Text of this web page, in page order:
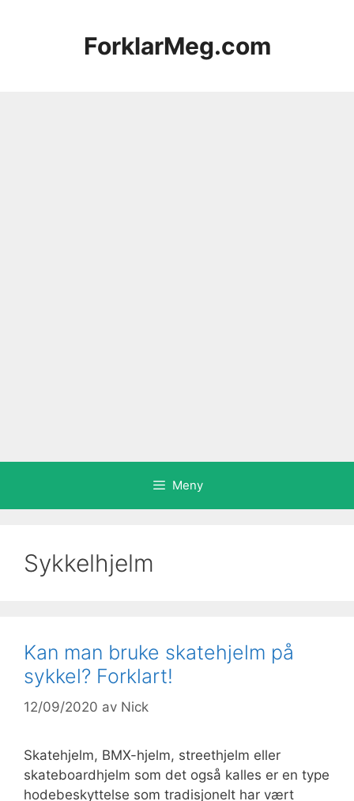
ForklarMeg.com
Meny
Sykkelhjelm
Kan man bruke skatehjelm på
sykkel? Forklart!
12/09/2020 av Nick
Skatehjelm, BMX-hjelm, streethjelm eller
skateboardhjelm som det også kalles er en type
hodebeskyttelse som tradisjonelt har vært